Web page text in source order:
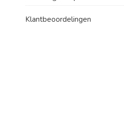
Klantbeoordelingen